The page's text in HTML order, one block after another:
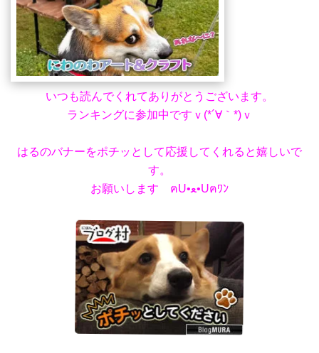
いつも読んでくれてありがとうございます。
ランキングに参加中ですｖ(*´∀｀*)ｖ
はるのバナーをポチッとして応援してくれると嬉しいで
す。
お願いします ฅU•ﻌ•Uฅﾜﾝ